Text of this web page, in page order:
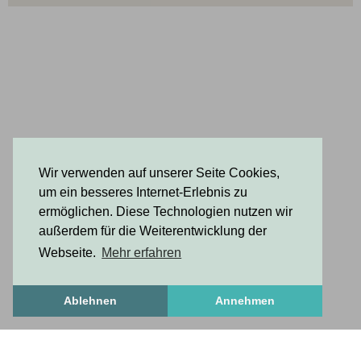
Wir verwenden auf unserer Seite Cookies,
um ein besseres Internet-Erlebnis zu
ermöglichen. Diese Technologien nutzen wir
außerdem für die Weiterentwicklung der
Webseite. Mehr erfahren
Ablehnen Annehmen